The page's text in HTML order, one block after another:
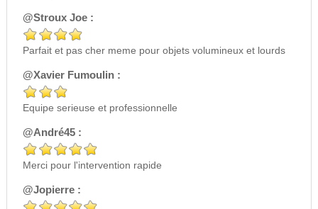
@Stroux Joe :
Parfait et pas cher meme pour objets volumineux et lourds
@Xavier Fumoulin :
Equipe serieuse et professionnelle
@André45 :
Merci pour l'intervention rapide
@Jopierre :